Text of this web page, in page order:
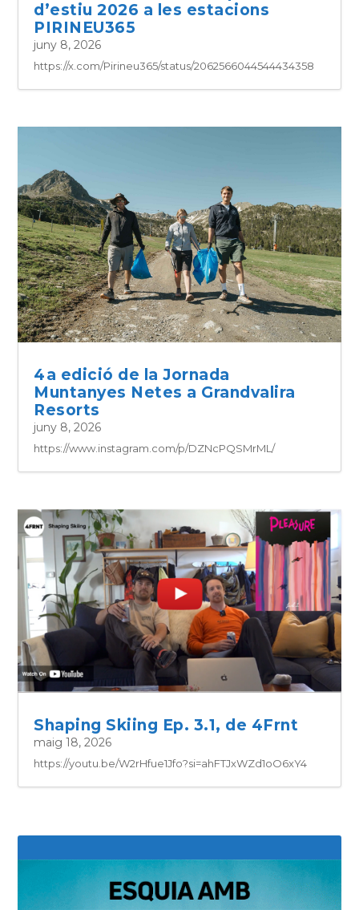
d’estiu 2026 a les estacions
PIRINEU365
juny 8, 2026
https://x.com/Pirineu365/status/2062566044544434358
4a edició de la Jornada
Muntanyes Netes a Grandvalira
Resorts
juny 8, 2026
https://www.instagram.com/p/DZNcPQSMrML/
Shaping Skiing Ep. 3.1, de 4Frnt
maig 18, 2026
https://youtu.be/W2rHfue1Jfo?si=ahFTJxWZd1oO6xY4